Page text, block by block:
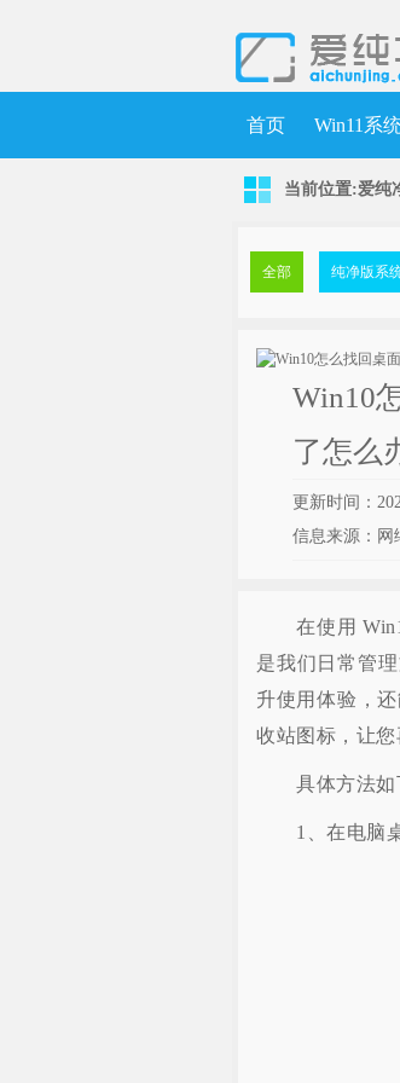
首页 Win11系
当前位置:爱纯
全部 纯净版系
Win10
了怎么
更新时间：
信息来源：网
在使用 Win10
是我们日常管
升使用体验，
收站图标，让您
具体方法如
1、在电脑桌